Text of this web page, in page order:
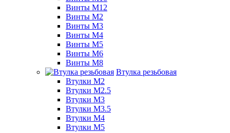
Винты М12
Винты М2
Винты М3
Винты М4
Винты М5
Винты М6
Винты М8
Втулка резьбовая
Втулки М2
Втулки М2.5
Втулки М3
Втулки М3.5
Втулки М4
Втулки М5